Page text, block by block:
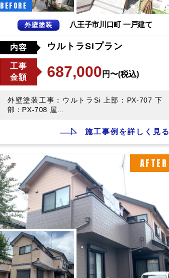
BEFORE
外壁塗装 八王子市川口町 一戸建て
内容 ウルトラSiプラン
工事
金額
687,000 円〜(税込)
外壁塗装工事：ウルトラSi 上部：PX-707 下
部：PX-708 屋…
施工事例を詳しく見る
AFTER